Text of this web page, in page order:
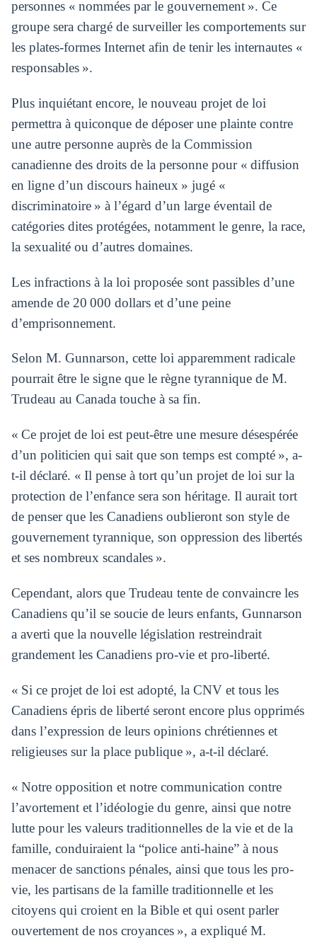
personnes « nommées par le gouvernement ». Ce
groupe sera chargé de surveiller les comportements sur
les plates-formes Internet afin de tenir les internautes «
responsables ».
Plus inquiétant encore, le nouveau projet de loi
permettra à quiconque de déposer une plainte contre
une autre personne auprès de la Commission
canadienne des droits de la personne pour « diffusion
en ligne d’un discours haineux » jugé «
discriminatoire » à l’égard d’un large éventail de
catégories dites protégées, notamment le genre, la race,
la sexualité ou d’autres domaines.
Les infractions à la loi proposée sont passibles d’une
amende de 20 000 dollars et d’une peine
d’emprisonnement.
Selon M. Gunnarson, cette loi apparemment radicale
pourrait être le signe que le règne tyrannique de M.
Trudeau au Canada touche à sa fin.
« Ce projet de loi est peut-être une mesure désespérée
d’un politicien qui sait que son temps est compté », a-
t-il déclaré. « Il pense à tort qu’un projet de loi sur la
protection de l’enfance sera son héritage. Il aurait tort
de penser que les Canadiens oublieront son style de
gouvernement tyrannique, son oppression des libertés
et ses nombreux scandales ».
Cependant, alors que Trudeau tente de convaincre les
Canadiens qu’il se soucie de leurs enfants, Gunnarson
a averti que la nouvelle législation restreindrait
grandement les Canadiens pro-vie et pro-liberté.
« Si ce projet de loi est adopté, la CNV et tous les
Canadiens épris de liberté seront encore plus opprimés
dans l’expression de leurs opinions chrétiennes et
religieuses sur la place publique », a-t-il déclaré.
« Notre opposition et notre communication contre
l’avortement et l’idéologie du genre, ainsi que notre
lutte pour les valeurs traditionnelles de la vie et de la
famille, conduiraient la “police anti-haine” à nous
menacer de sanctions pénales, ainsi que tous les pro-
vie, les partisans de la famille traditionnelle et les
citoyens qui croient en la Bible et qui osent parler
ouvertement de nos croyances », a expliqué M.